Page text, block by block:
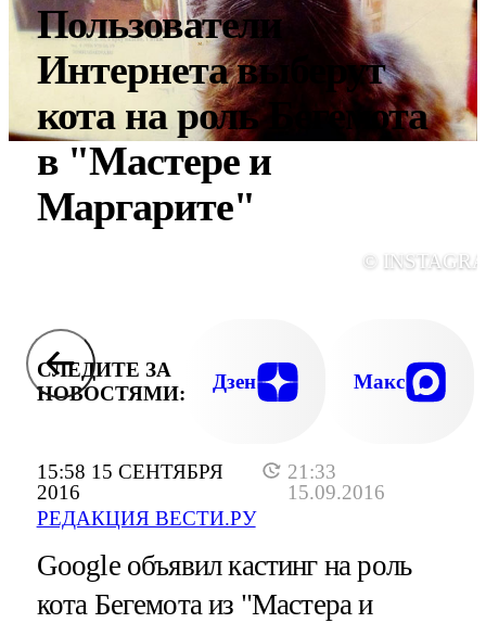
15:58 15 СЕНТЯБРЯ
2016
21:33
15.09.2016
РЕДАКЦИЯ ВЕСТИ.РУ
Пользователи
Интернета выберут
кота на роль Бегемота
в "Мастере и
Маргарите"
©
СЛЕДИТЕ ЗА
НОВОСТЯМИ:
Дзен Макс
Google объявил кастинг на роль
кота Бегемота из "Мастера и